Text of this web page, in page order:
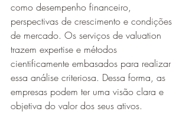
como desempenho financeiro,
perspectivas de crescimento e condições
de mercado. Os serviços de valuation
trazem expertise e métodos
cientificamente embasados para realizar
essa análise criteriosa. Dessa forma, as
empresas podem ter uma visão clara e
objetiva do valor dos seus ativos.